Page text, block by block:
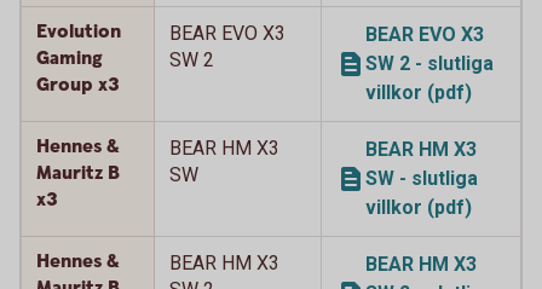
Evolution
Gaming
Group x3
BEAR EVO X3
SW 2
BEAR EVO X3
SW 2 - slutliga
villkor (pdf)
Hennes &
Mauritz B
x3
BEAR HM X3
SW
BEAR HM X3
SW - slutliga
villkor (pdf)
Hennes &
BEAR HM X3
BEAR HM X3